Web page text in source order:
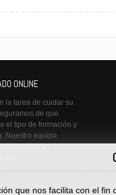
ONLINE
la tarea de cuidar su
de que
el tipo de formación y
Nuestro equipo
y un
que nos facilita con el